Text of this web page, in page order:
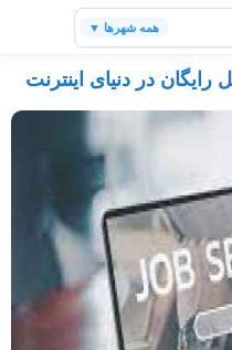
همه شهرها ▼
در دنیای اینترنت